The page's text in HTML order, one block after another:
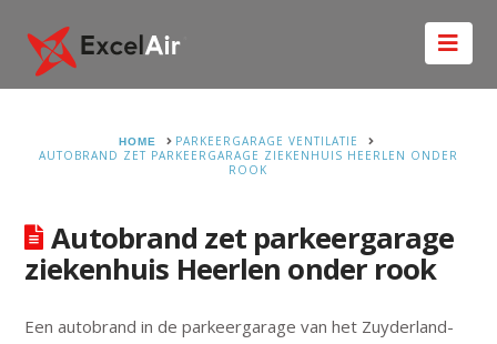
HOME
PARKEERGARAGE VENTILATIE
AUTOBRAND ZET PARKEERGARAGE ZIEKENHUIS HEERLEN ONDER
ROOK
Autobrand zet parkeergarage
ziekenhuis Heerlen onder rook
Een autobrand in de parkeergarage van het Zuyderland-